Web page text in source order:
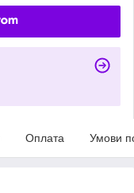
Оплата Умови